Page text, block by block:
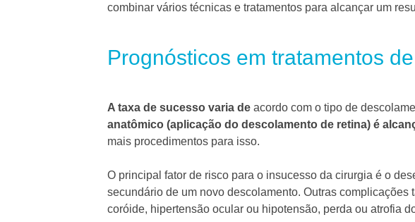
combinar vários técnicas e tratamentos para alcançar um
Prognósticos em tratamentos
A taxa de sucesso varia de acordo com o tipo de
anatômico (aplicação do descolamento de retina) é
mais procedimentos para isso.
O principal fator de risco para o insucesso da cirurgia é o
secundário de um novo descolamento. Outras complicações
coróide, hipertensão ocular ou hipotensão, perda ou atrofia